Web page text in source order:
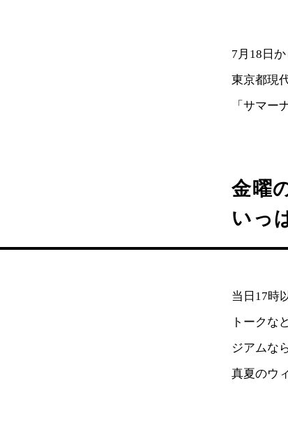
7月18日
東京都現
「サマー
金曜
いっ
当日17時
トークな
ジアムな
真夏のウ